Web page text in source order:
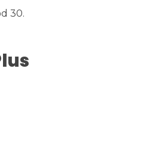
30.